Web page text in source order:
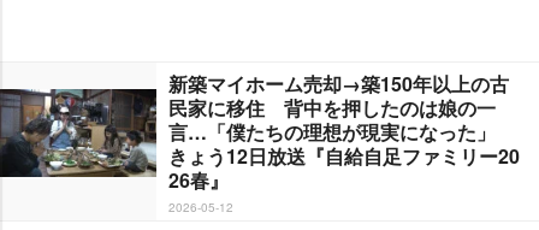
新築マイホーム売却→築150年以上の古
民家に移住 背中を押したのは娘の一
言…「僕たちの理想が現実になった」
きょう12日放送『自給自足ファミリー20
26春』
2026-05-12